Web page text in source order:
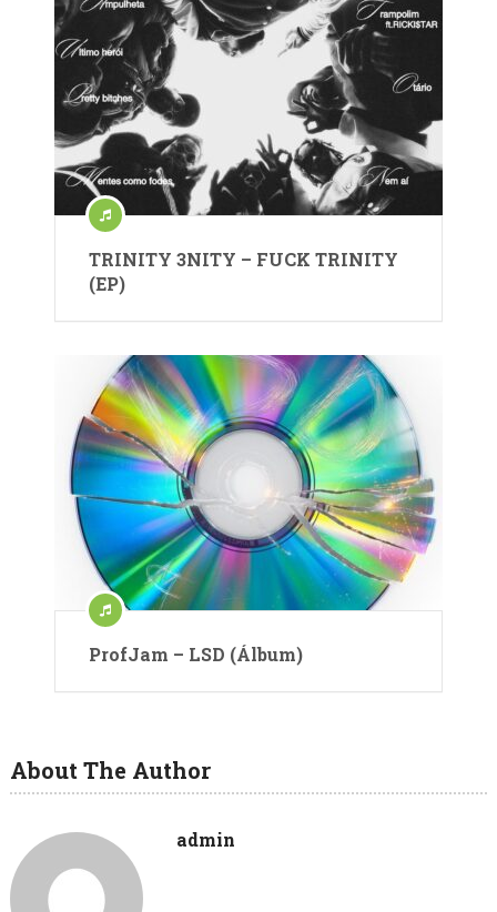
TRINITY 3NITY – FUCK TRINITY
(EP)
ProfJam – LSD (Álbum)
About The Author
admin